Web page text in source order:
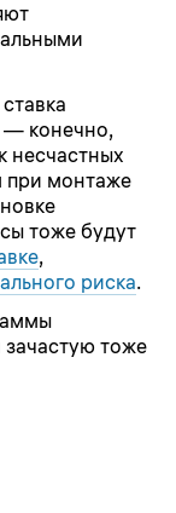
— конечно,
несчастных
при монтаже
тоже будут
,
риска.
тоже